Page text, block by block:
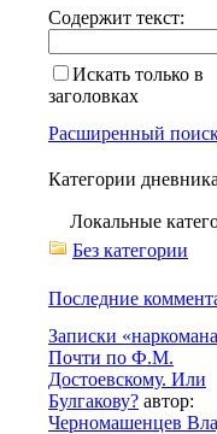
Содержит текст:
Искать только в
заголовках
Расширенный
Категории дневника
Локальные
Без категории
Последние
Записки
Почти по Ф.М.
Достоевскому. Или
Булгакову? автор:
Черномашенцев